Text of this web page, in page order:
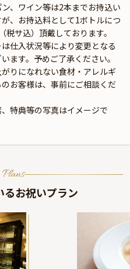
、ワイン等は2本までお持込い
、お持込料として1ボトルにつ
税サ込）頂戴しております。
仕入状況等により変更となる
ます。予めご了承ください。
りになれない食材・アレルギ
お客様は、事前にご相談くだ
特典等の写真はイメージで
るお祝いプラン